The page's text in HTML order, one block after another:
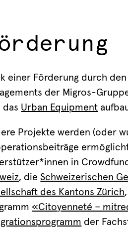
einer Förderung durch
der Migros-
das Urban Equipment
Projekte werden (oder
in
, dieSchweizerischen
des Kantons Zürich
«Citoyenneté –
der